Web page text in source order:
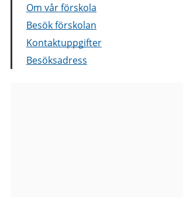
Om vår förskola
Besök förskolan
Kontaktuppgifter
Besöksadress